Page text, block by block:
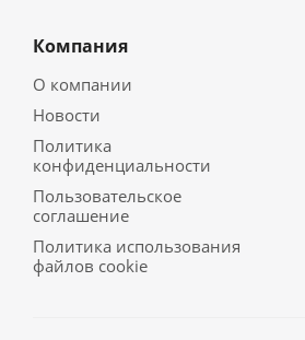
Компания
О компании
Новости
Политика
конфиденциальности
Пользовательское
соглашение
Политика использования
файлов cookie